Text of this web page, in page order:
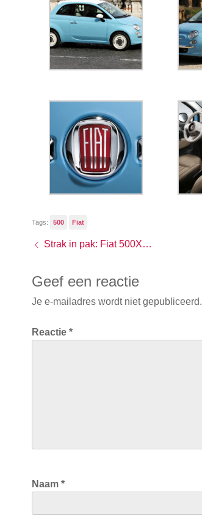
Tags: 500 Fiat
Strak in pak: Fiat 500X Black Tie Concept
Geef een reactie
Je e-mailadres wordt niet gepubliceerd.
Reactie *
Naam *